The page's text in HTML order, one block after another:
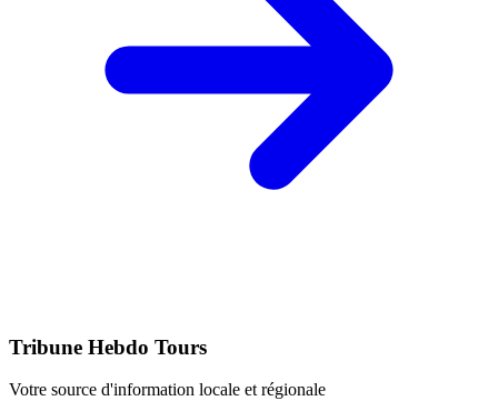
Tribune Hebdo Tours
Votre source d'information locale et régionale